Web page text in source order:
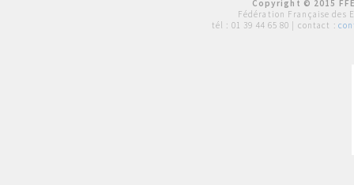
Copyright © 2015
Fédération Française des
tél : 01 39 44 65 80 | contact :